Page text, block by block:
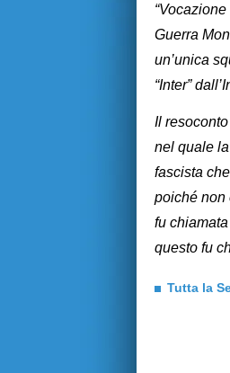
Guerra
un’unica
“Inter”
Il
nel quale
fascista
poiché non
fu
questo fu
Tutta la